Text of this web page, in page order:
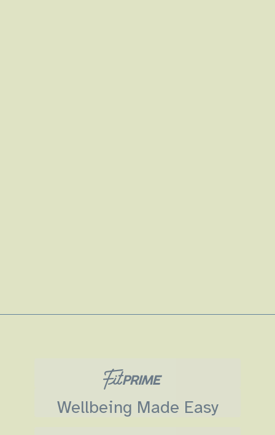
Wellbeing Made Easy